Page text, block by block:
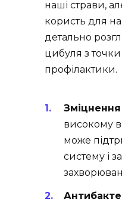
наші страви,
користь для
детально
цибуля з
профілактики.
Зміцнення
високому
може
систему і